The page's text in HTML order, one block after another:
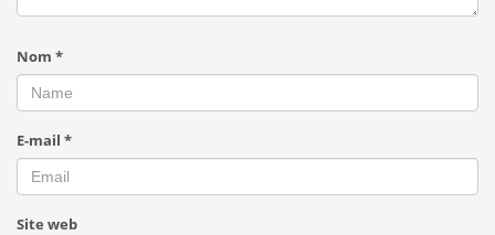
Nom *
E-mail *
Site web